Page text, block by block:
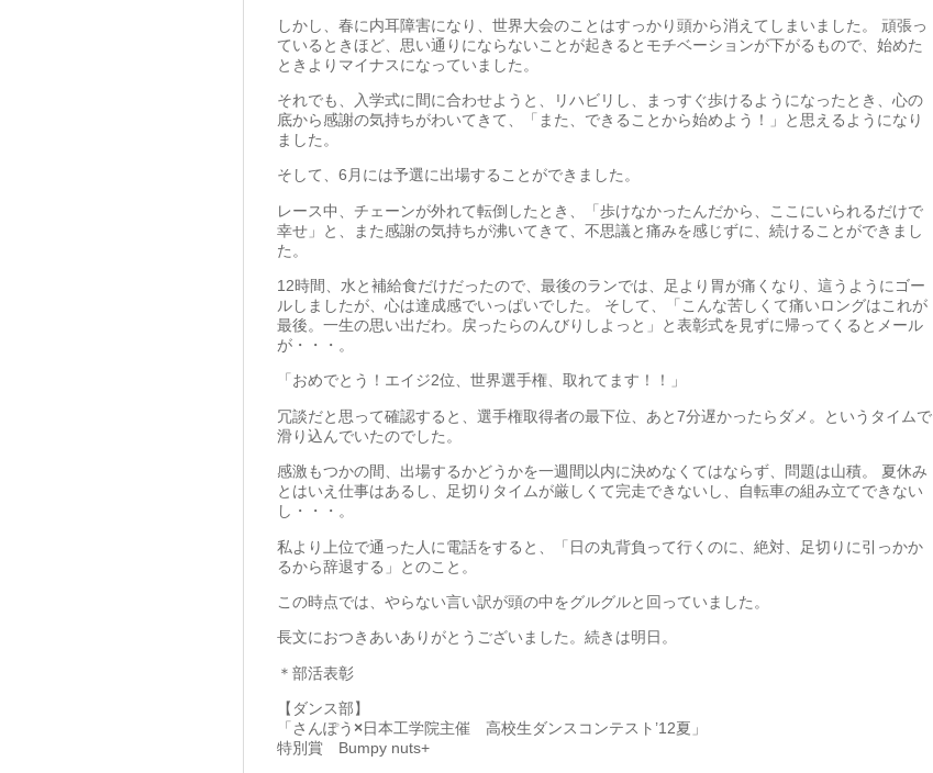
しかし、春に内耳障害になり、世界大会のことはすっかり頭から消えてしまいました。 頑張っ
ているときほど、思い通りにならないことが起きるとモチベーションが下がるもので、始めた
ときよりマイナスになっていました。
それでも、入学式に間に合わせようと、リハビリし、まっすぐ歩けるようになったとき、心の
底から感謝の気持ちがわいてきて、「また、できることから始めよう！」と思えるようになり
ました。
そして、6月には予選に出場することができました。
レース中、チェーンが外れて転倒したとき、「歩けなかったんだから、ここにいられるだけで
幸せ」と、また感謝の気持ちが沸いてきて、不思議と痛みを感じずに、続けることができまし
た。
12時間、水と補給食だけだったので、最後のランでは、足より胃が痛くなり、這うようにゴー
ルしましたが、心は達成感でいっぱいでした。 そして、「こんな苦しくて痛いロングはこれが
最後。一生の思い出だわ。戻ったらのんびりしよっと」と表彰式を見ずに帰ってくるとメール
が・・・。
「おめでとう！エイジ2位、世界選手権、取れてます！！」
冗談だと思って確認すると、選手権取得者の最下位、あと7分遅かったらダメ。というタイムで
滑り込んでいたのでした。
感激もつかの間、出場するかどうかを一週間以内に決めなくてはならず、問題は山積。 夏休み
とはいえ仕事はあるし、足切りタイムが厳しくて完走できないし、自転車の組み立てできない
し・・・。
私より上位で通った人に電話をすると、「日の丸背負って行くのに、絶対、足切りに引っかか
るから辞退する」とのこと。
この時点では、やらない言い訳が頭の中をグルグルと回っていました。
長文におつきあいありがとうございました。続きは明日。
＊部活表彰
【ダンス部】
「さんぽう ×日本工学院主催 高校生ダンスコンテスト’12夏」
特別賞 Bumpy nuts+